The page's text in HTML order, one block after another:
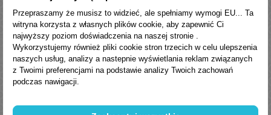
Normy, aprobaty, specyfikacje
PN-91/C-96073
Parametry fizyko-chemiczne
Przepraszamy że musisz to widzieć, ale spełniamy wymogi EU... Ta
witryna korzysta z własnych plików cookie, aby zapewnić Ci
najwyższy poziom doświadczenia na naszej stronie .
Wykorzystujemy również pliki cookie stron trzecich w celu ulepszenia
naszych usług, analizy a nastepnie wyświetlania reklam związanych
z Twoimi preferencjami na podstawie analizy Twoich zachowań
podczas nawigacji.